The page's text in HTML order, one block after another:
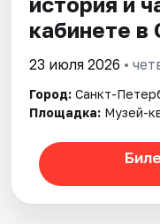
Площадки
Артисты
Рейтинги
кабинете в
23 июля 2026 •
Город: Санкт-
Площадка: Музей-